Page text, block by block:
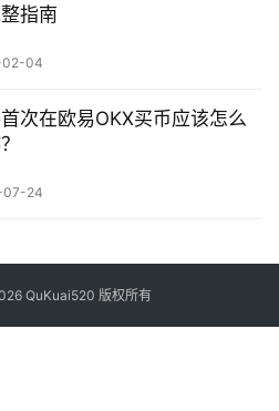
指南
02-04
次在欧易OKX买币应该怎么
07-24
QuKuai520 版权所有